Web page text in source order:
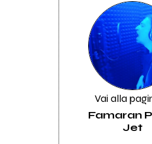
Vai alla
Famaran
Jet